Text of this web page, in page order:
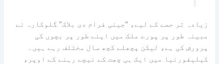
زیادہ تر حصے کے لیے، "جینی فرام دی بلاک” گلوکارہ نے
مبینہ طور پر پورے ملک میں اپنے طور پر بچوں کی
پرورش کی ہے، لیکن پچھلے کچھ سال مختلف رہے ہیں۔
کیلیفورنیا میں ایک ہی چھت کے نیچے رہنے کے اوپر،